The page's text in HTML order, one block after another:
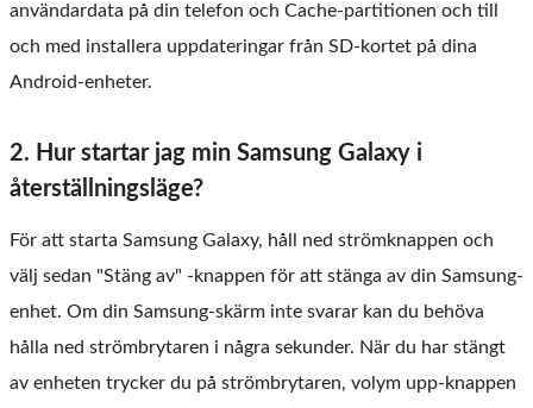
användardata på din telefon och Cache-partitionen och till
och med installera uppdateringar från SD-kortet på dina
Android-enheter.
2. Hur startar jag min Samsung Galaxy i
återställningsläge?
För att starta Samsung Galaxy, håll ned strömknappen och
välj sedan "Stäng av" -knappen för att stänga av din Samsung-
enhet. Om din Samsung-skärm inte svarar kan du behöva
hålla ned strömbrytaren i några sekunder. När du har stängt
av enheten trycker du på strömbrytaren, volym upp-knappen